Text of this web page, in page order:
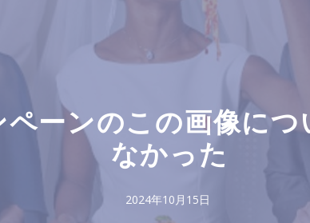
ーンのこの画像に
なかった
2024年10月15日